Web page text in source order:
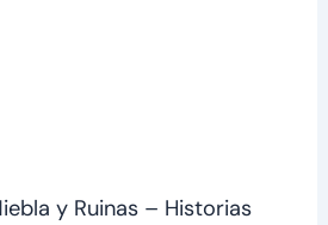
y Ruinas – Historias